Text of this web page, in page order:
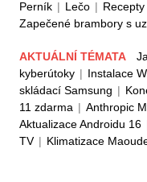
Perník | Lečo |
Zapečené brambory s
AKTUÁLNÍ TÉMATA
kyberútoky | Instalace
skládací Samsung |
11 zdarma | Anthropic
Aktualizace Androidu 16
TV | Klimatizace